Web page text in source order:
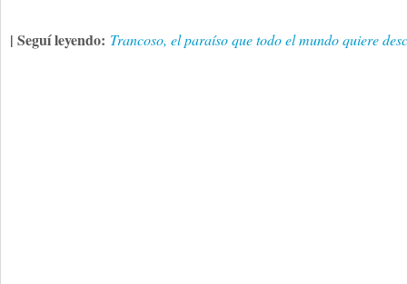
| Seguí leyendo: Trancoso, el paraíso que todo el mundo quiere